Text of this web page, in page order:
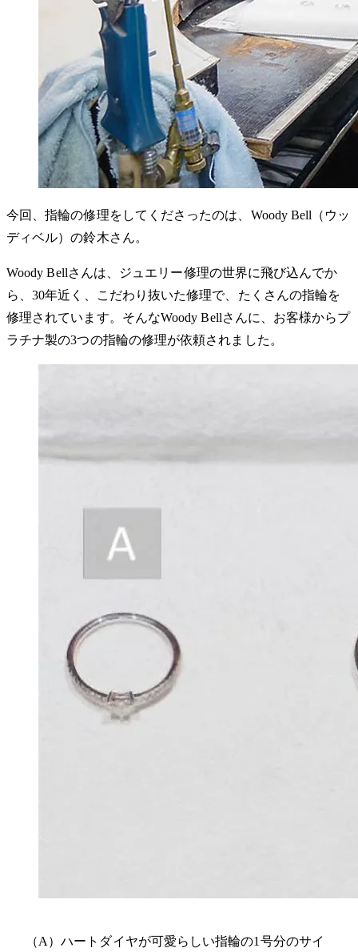
今回、指輪の修理をしてくださったのは、Woody Bell（ウッ
ディベル）の鈴木さん。
Woody Bellさんは、ジュエリー修理の世界に飛び込んでか
ら、30年近く、こだわり抜いた修理で、たくさんの指輪を
修理されています。そんなWoody Bellさんに、お客様からプ
ラチナ製の3つの指輪の修理が依頼されました。
（A）ハートダイヤが可愛らしい指輪の1号分のサイ